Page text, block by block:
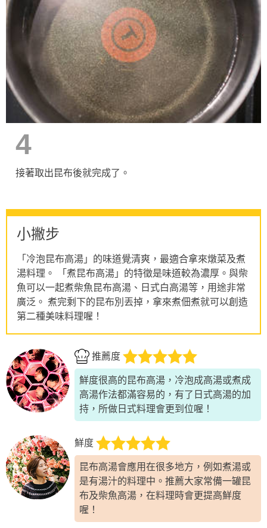
4
接著取出昆布後就完成了。
小撇步
「冷泡昆布高湯」的味道覺清爽，最適合拿來燉菜及煮
湯料理。 「煮昆布高湯」的特徵是味道較為濃厚。與柴
魚可以一起煮柴魚昆布高湯、日式白高湯等，用途非常
廣泛。 煮完剩下的昆布別丟掉，拿來煮佃煮就可以創造
第二種美味料理喔！
推薦度
鮮度很高的昆布高湯，冷泡成高湯或煮成
高湯作法都滿容易的，有了日式高湯的加
持，所做日式料理會更到位喔！
鮮度
昆布高湯會應用在很多地方，例如煮湯或
是有湯汁的料理中。推薦大家常備一罐昆
布及柴魚高湯，在料理時會更提高鮮度
喔！